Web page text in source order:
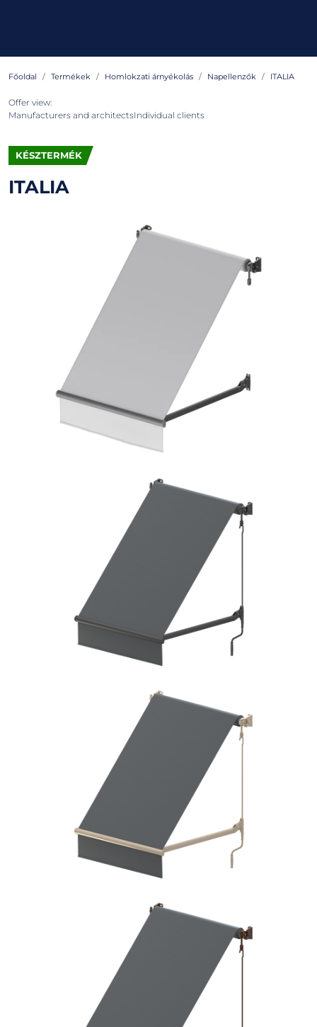
Főoldal Termékek Homlokzati árnyékolás Napellenzők ITALIA
Offer view:
Manufacturers and architectsIndividual clients
KÉSZTERMÉK
ITALIA